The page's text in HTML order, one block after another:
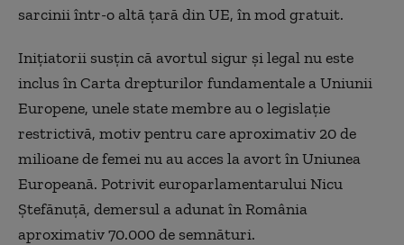
sarcinii într-o altă țară din UE, în mod gratuit.
Inițiatorii susțin că avortul sigur și legal nu este
inclus în Carta drepturilor fundamentale a Uniunii
Europene, unele state membre au o legislație
restrictivă, motiv pentru care aproximativ 20 de
milioane de femei nu au acces la avort în Uniunea
Europeană. Potrivit europarlamentarului Nicu
Ștefănuță, demersul a adunat în România
aproximativ 70.000 de semnături.